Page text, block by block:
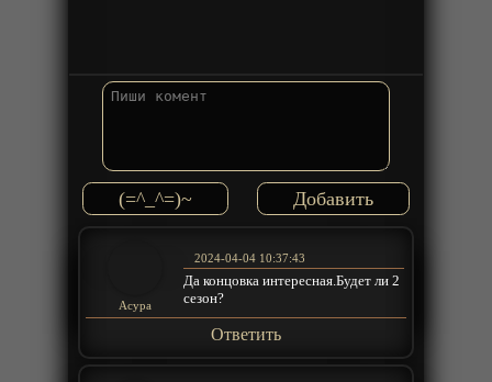
(=^_^=)~
Acypa
2024-04-04 10:37:43
Да концовка интересная.Будет ли 2
сезон?
Ответить